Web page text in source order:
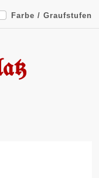
Farbe / Graufstufen